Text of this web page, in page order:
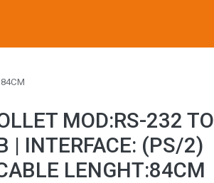
MOD:RS-232 TO
| INTERFACE: (PS/2)
LENGHT:84CM